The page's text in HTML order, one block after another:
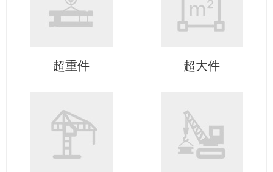
超重件 超大件